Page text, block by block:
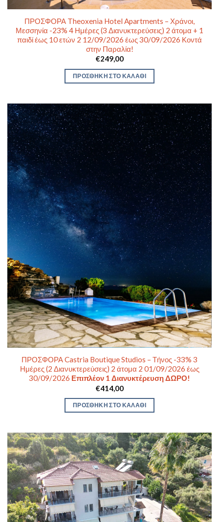
ΠΡΟΣΦΟΡΑ Theoxenia Hotel Apartments – Χράνοι,
Μεσσηνία -23% 4 Ημέρες (3 Διανυκτερεύσεις) 2 άτομα + 1
παιδί έως 10 ετών 2 12/09/2026 έως 30/09/2026 Κοντά
στην Παραλία!
€249,00
ΠΡΟΣΘΉΚΗ ΣΤΟ ΚΑΛΆΘΙ
ΠΡΟΣΦΟΡΑ Castria Boutique Studios – Τήνος -33% 3
Ημέρες (2 Διανυκτερεύσεις) 2 άτομα 2 01/09/2026 έως
30/09/2026 Επιπλέον 1 Διανυκτέρευση ΔΩΡΟ!
€414,00
ΠΡΟΣΘΉΚΗ ΣΤΟ ΚΑΛΆΘΙ